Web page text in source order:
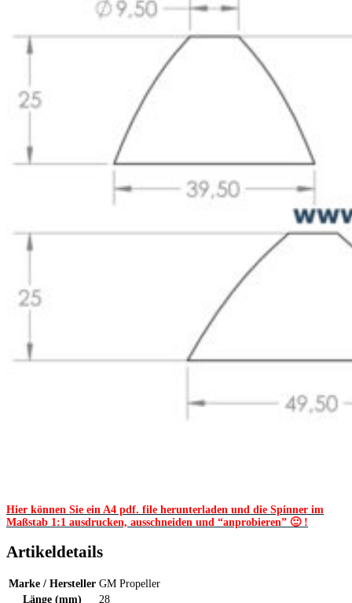
Hier können Sie ein A4 pdf. file herunterladen und die Spinner im
Maßstab 1:1 ausdrucken, ausschneiden und “anprobieren” 🙂 !
Artikeldetails
Marke / Hersteller GM Propeller
Länge (mm)
28